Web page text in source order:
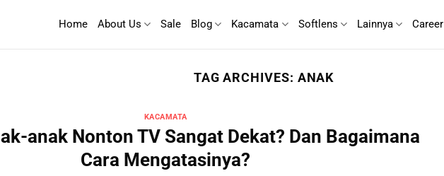
Home About Us Sale Blog Kacamata Softlens Lainnya Career
TAG ARCHIVES: ANAK
KACAMATA
anak Nonton TV Sangat Dekat? Dan Bagaimana
Cara Mengatasinya?